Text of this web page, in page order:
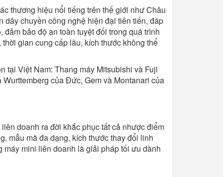
thương hiệu nổi tiếng trên thế giới như Châu
chuyền công nghệ hiện đại tiên tiến, đáp
bảo độ an toàn tuyệt đối trong quá trình
gian cung cấp lâu, kích thước không thể
tại Việt Nam: Thang máy Mitsubishi và Fuji
của Đức, Gem và Montanari của
doanh ra đời khắc phục tất cả nhược điểm
mẫu mã đa dạng, kích thước thay đổi linh
mini liên doanh là giải pháp tối ưu dành